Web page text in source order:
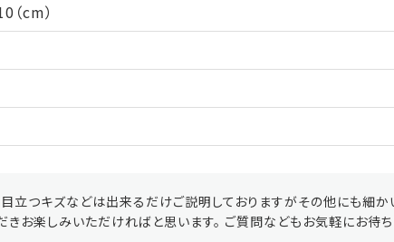
cm）
立つキズなどは出来るだけご説明しておりますがその他にも細か
お楽しみいただければと思います。 ご質問などもお気軽にお待ち